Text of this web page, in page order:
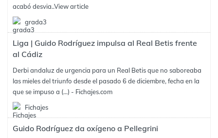
acabó desvia..View article
grada3
Liga | Guido Rodríguez impulsa al Real Betis frente
al Cádiz
Derbi andaluz de urgencia para un Real Betis que no saboreaba
las mieles del triunfo desde el pasado 6 de diciembre, fecha en la
que se impuso a (...) - Fichajes.com
Fichajes
Guido Rodríguez da oxígeno a Pellegrini